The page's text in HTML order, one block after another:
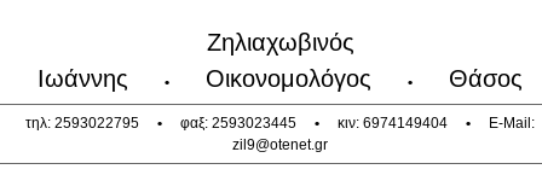
Ζηλιαχωβινός
Ιωάννης
• Οικονομολόγος • Θάσος
τηλ: 2593022795 • φαξ: 2593023445 • κιν: 6974149404 •
E-Mail:
zil9@otenet.gr